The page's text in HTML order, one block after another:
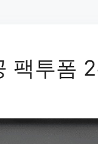
팩투폼